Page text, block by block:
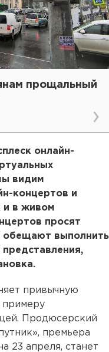
прощальный
онлайн-
видим
концертов и
и в живом
просят
обещают выполнить
представления,
привычную
примеру
Продюсерский
премьера
23 апреля, станет